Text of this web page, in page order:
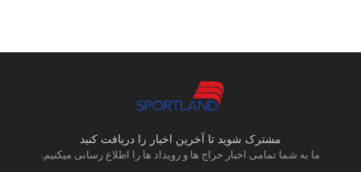
مشترک شوید تا آخرین اخبار را دریافت کنید
ما به شما تمامی اخبار حراج ها و رویداد ها را اطلاع رسانی میکنیم.